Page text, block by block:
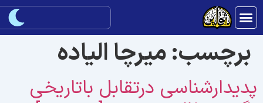
برچسب:میرچا الیاده
درتقابل باتاريخى